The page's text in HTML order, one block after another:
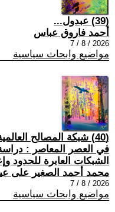
(39) عبدول...
أحمد فاروق عباس
2026 / 8 / 7
مواضيع وابحاث سياسية
(40) شبكة المصالح
في العصر المعاصر :
الشبكات العابرة للحدود
محمد أحمد الصغير على
2026 / 8 / 7
مواضيع وابحاث سياسية